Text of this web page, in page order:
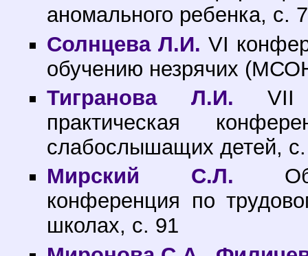
аномального ребенка, с.
Солнцева Л.И. VI
обучению незрячих
Тигранова Л.И. VII
практическая
слабослышащих детей,
Мирский С.Л.
конференция по
школах, с. 91